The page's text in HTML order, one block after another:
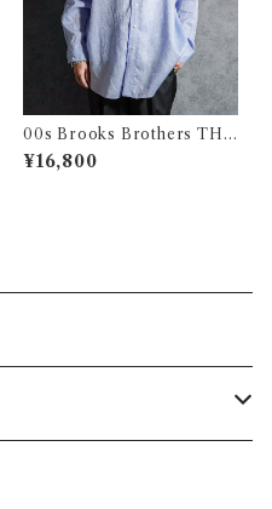
00s Brooks Brothers THO
MAS MASON Linen Shirts
ブルックスブラザーズ トーマ
¥16,800